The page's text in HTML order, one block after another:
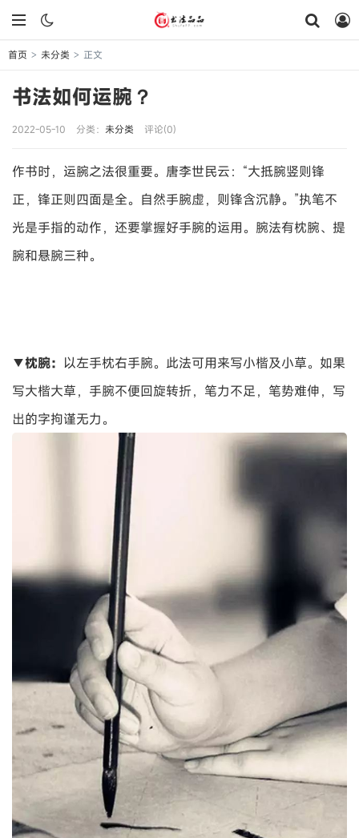
首页 > 未分类 > 正文
书法如何运腕？
2022-05-10 分类： 未分类 评论(0)
作书时，运腕之法很重要。唐李世民云：“大抵腕竖则锋
正，锋正则四面是全。自然手腕虚，则锋含沉静。”执笔不
光是手指的动作，还要掌握好手腕的运用。腕法有枕腕、提
腕和悬腕三种。
▼枕腕： 以左手枕右手腕。此法可用来写小楷及小草。如果
写大楷大草，手腕不便回旋转折，笔力不足，笔势难伸，写
出的字拘谨无力。